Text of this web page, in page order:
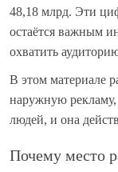
48,18 млрд. Эти
остаётся важным
охватить
В этом материале
наружную
людей, и она
Почему место